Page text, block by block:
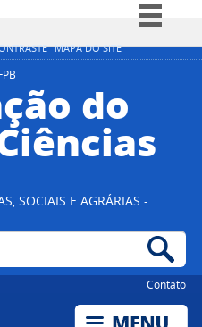
MAPA DO SITE
Simplifique!
Participe
Acesso à informação
Legislação
do
SOCIAIS E AGRÁRIAS -
Contato